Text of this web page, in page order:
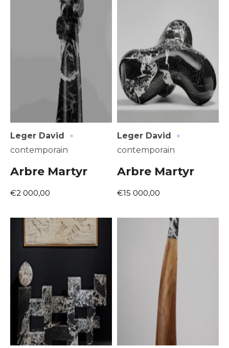
Leger David ·
contemporain
Arbre Martyr
€2 000,00
Leger David ·
contemporain
Arbre Martyr
€15 000,00